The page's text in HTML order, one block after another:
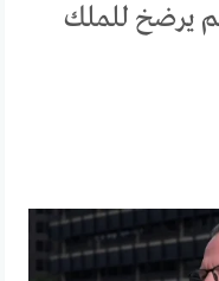
يرضخ للملك